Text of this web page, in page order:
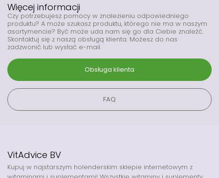
Więcej informacji
Czy potrzebujesz pomocy w znalezieniu odpowiedniego
produktu? A może szukasz produktu, którego nie ma w naszym
asortymencie? Być może uda nam się go dla Ciebie znaleźć.
Skontaktuj się z naszą obsługą klienta. Możesz do nas
zadzwonić lub wysłać e-mail.
Obsługa klienta
FAQ
VitAdvice BV
Kupuj w najstarszym holenderskim sklepie internetowym z